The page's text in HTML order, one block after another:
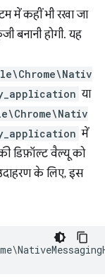
में कहीं भी रखा जा
बनानी होगी. यह
या
में
डिफ़ॉल्ट वैल्यू को
के लिए, इस